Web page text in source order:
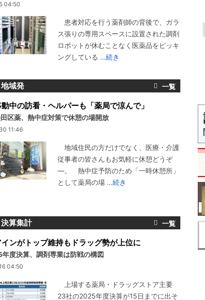
04:50
患者対応を行う薬剤師の背後で、ガラ
ス張りの専用スペースに設置された調剤
ロボットが休むことなく医薬品をピッキ
ングしている ...続き
地域発
中の訪看・ヘルパーも「薬局で涼んで」
区薬、熱中症対策で休憩の場開放
11:46
地域住民の方だけでなく、医療・介護
従事者の皆さんもお気軽に休憩どうぞ
―。 熱中症予防のため「一時休憩所」
として薬局の場 ...続き
決算集計
インがトップ維持もドラッグ勢が上位に
度決算、調剤専業は防戦の構図
04:50
上場する薬局・ドラッグストア主要
23社の2025年度決算が15日までに出そ